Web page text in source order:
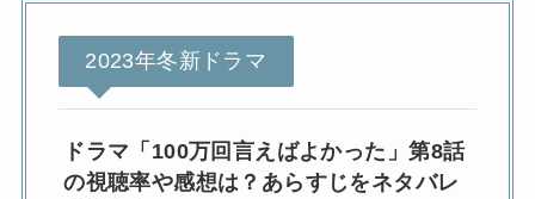
2023年冬新ドラマ
ドラマ「100万回言えばよかった」第8話
の視聴率や感想は？あらすじをネタバレ